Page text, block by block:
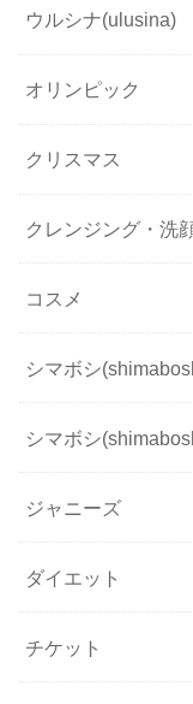
ウルシナ(ulusina)
オリンピック
クリスマス
クレンジング・洗
コスメ
シマボシ
シマボシ
ジャニーズ
ダイエット
チケット